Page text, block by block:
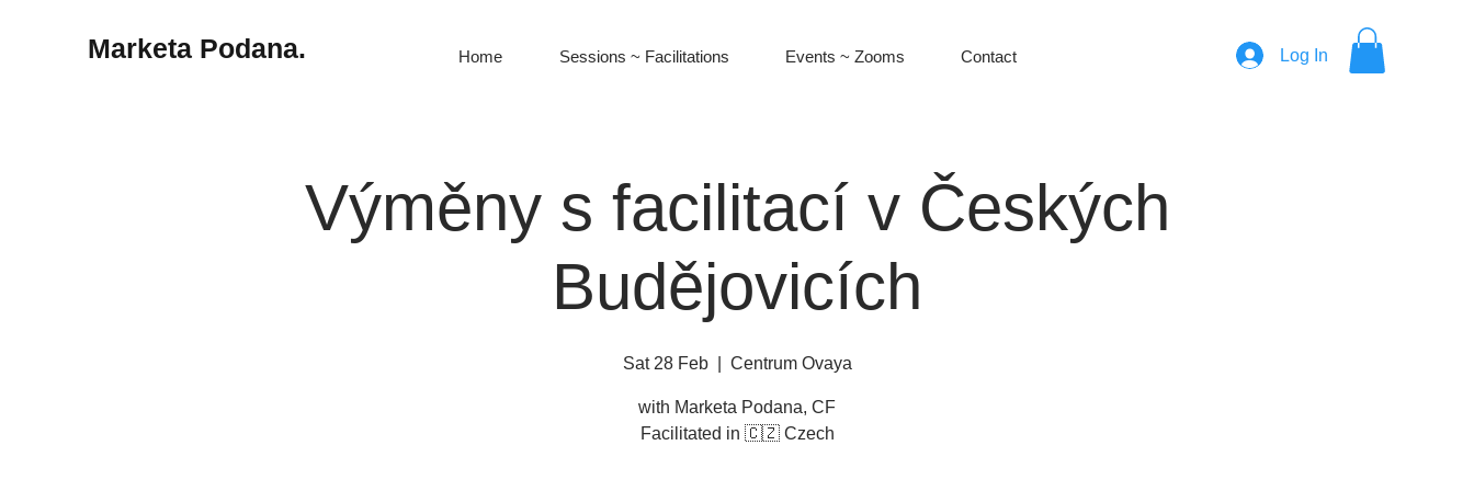
Marketa Podana. Log In
Home Sessions ~ Facilitations Events ~ Zooms Contact
Výměny s facilitací v Českých
Budějovicích
Sat 28 Feb
  |
Centrum Ovaya
with Marketa Podana, CF
Facilitated in 🇨🇿 Czech